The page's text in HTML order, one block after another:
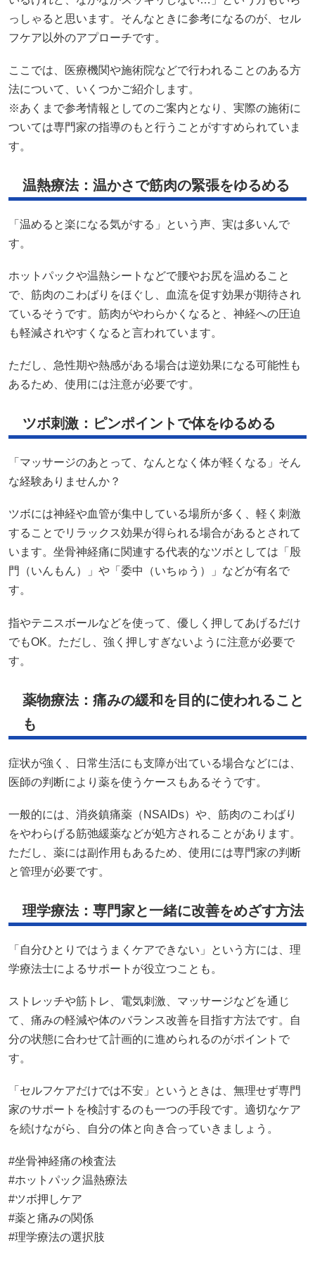
っしゃると思います。そんなときに参考になるのが、セル
フケア以外のアプローチです。
ここでは、医療機関や施術院などで行われることのある方
法について、いくつかご紹介します。
※あくまで参考情報としてのご案内となり、実際の施術に
ついては専門家の指導のもと行うことがすすめられていま
す。
温熱療法：温かさで筋肉の緊張をゆるめる
「温めると楽になる気がする」という声、実は多いんで
す。
ホットパックや温熱シートなどで腰やお尻を温めること
で、筋肉のこわばりをほぐし、血流を促す効果が期待され
ているそうです。筋肉がやわらかくなると、神経への圧迫
も軽減されやすくなると言われています。
ただし、急性期や熱感がある場合は逆効果になる可能性も
あるため、使用には注意が必要です。
ツボ刺激：ピンポイントで体をゆるめる
「マッサージのあとって、なんとなく体が軽くなる」そん
な経験ありませんか？
ツボには神経や血管が集中している場所が多く、軽く刺激
することでリラックス効果が得られる場合があるとされて
います。坐骨神経痛に関連する代表的なツボとしては「殷
門（いんもん）」や「委中（いちゅう）」などが有名で
す。
指やテニスボールなどを使って、優しく押してあげるだけ
でもOK。ただし、強く押しすぎないように注意が必要で
す。
薬物療法：痛みの緩和を目的に使われること
も
症状が強く、日常生活にも支障が出ている場合などには、
医師の判断により薬を使うケースもあるそうです。
一般的には、消炎鎮痛薬（NSAIDs）や、筋肉のこわばり
をやわらげる筋弛緩薬などが処方されることがあります。
ただし、薬には副作用もあるため、使用には専門家の判断
と管理が必要です。
理学療法：専門家と一緒に改善をめざす方法
「自分ひとりではうまくケアできない」という方には、理
学療法士によるサポートが役立つことも。
ストレッチや筋トレ、電気刺激、マッサージなどを通じ
て、痛みの軽減や体のバランス改善を目指す方法です。自
分の状態に合わせて計画的に進められるのがポイントで
す。
「セルフケアだけでは不安」というときは、無理せず専門
家のサポートを検討するのも一つの手段です。適切なケア
を続けながら、自分の体と向き合っていきましょう。
#坐骨神経痛の検査法
#ホットパック温熱療法
#ツボ押しケア
#薬と痛みの関係
#理学療法の選択肢